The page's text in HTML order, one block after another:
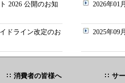
2026 公開のお知
ドライン改定のお
2026年01
2025年09
消費者の皆様へ
サ